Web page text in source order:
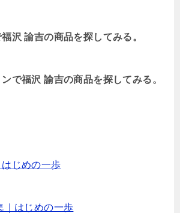
沢 諭吉の商品を探してみる。
で福沢 諭吉の商品を探してみる。
じめの一歩
｜はじめの一歩